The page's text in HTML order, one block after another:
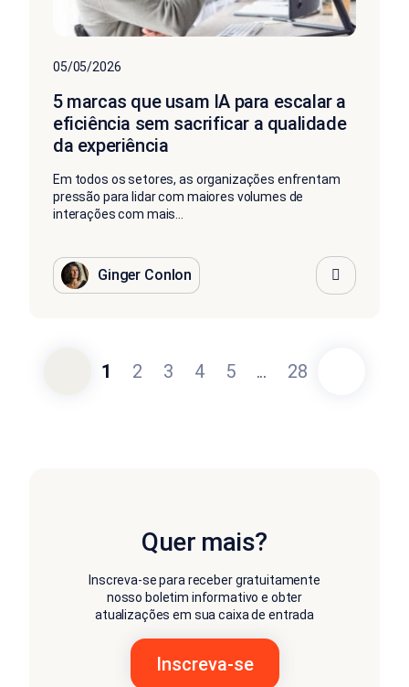
05/05/2026
5 marcas que usam IA para escalar a
eficiência sem sacrificar a qualidade
da experiência
Em todos os setores, as organizações enfrentam
pressão para lidar com maiores volumes de
interações com mais...
Ginger Conlon
1 2 3 4 5 ... 28
Quer mais?
Inscreva-se para receber gratuitamente
nosso boletim informativo e obter
atualizações em sua caixa de entrada